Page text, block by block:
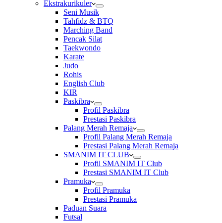
Ekstrakurikuler
Seni Musik
Tahfidz & BTQ
Marching Band
Pencak Silat
Taekwondo
Karate
Judo
Rohis
English Club
KIR
Paskibra
Profil Paskibra
Prestasi Paskibra
Palang Merah Remaja
Profil Palang Merah Remaja
Prestasi Palang Merah Remaja
SMANIM IT CLUB
Profil SMANIM IT Club
Prestasi SMANIM IT Club
Pramuka
Profil Pramuka
Prestasi Pramuka
Paduan Suara
Futsal